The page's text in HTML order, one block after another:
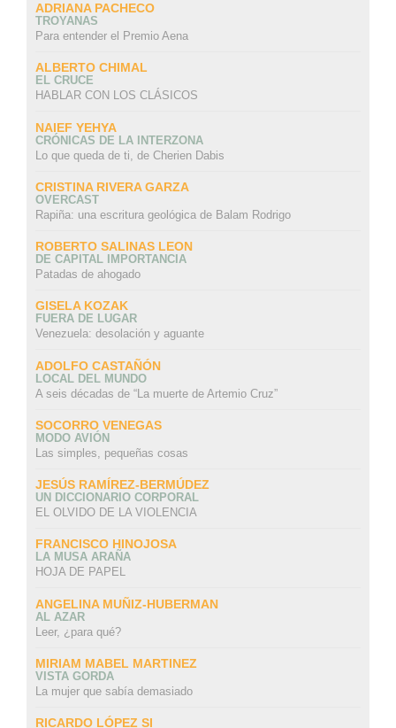
ADRIANA PACHECO
TROYANAS
Para entender el Premio Aena
ALBERTO CHIMAL
EL CRUCE
HABLAR CON LOS CLÁSICOS
NAIEF YEHYA
CRÓNICAS DE LA INTERZONA
Lo que queda de ti, de Cherien Dabis
CRISTINA RIVERA GARZA
OVERCAST
Rapiña: una escritura geológica de Balam Rodrigo
ROBERTO SALINAS LEON
DE CAPITAL IMPORTANCIA
Patadas de ahogado
GISELA KOZAK
FUERA DE LUGAR
Venezuela: desolación y aguante
ADOLFO CASTAÑÓN
LOCAL DEL MUNDO
A seis décadas de “La muerte de Artemio Cruz”
SOCORRO VENEGAS
MODO AVIÓN
Las simples, pequeñas cosas
JESÚS RAMÍREZ-BERMÚDEZ
UN DICCIONARIO CORPORAL
EL OLVIDO DE LA VIOLENCIA
FRANCISCO HINOJOSA
LA MUSA ARAÑA
HOJA DE PAPEL
ANGELINA MUÑIZ-HUBERMAN
AL AZAR
Leer, ¿para qué?
MIRIAM MABEL MARTINEZ
VISTA GORDA
La mujer que sabía demasiado
RICARDO LÓPEZ SI